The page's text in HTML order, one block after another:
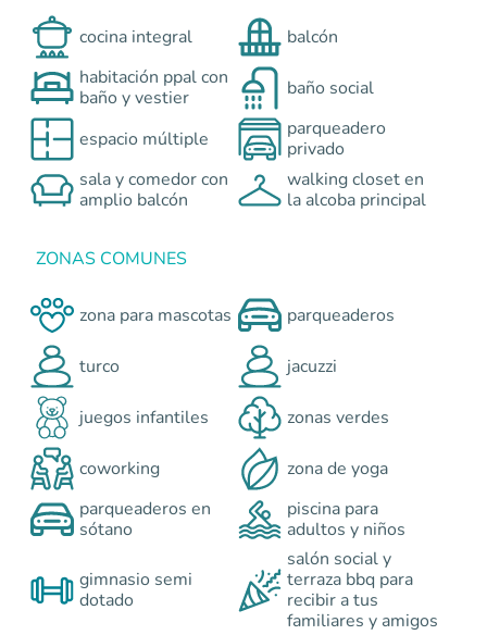
cocina integral
balcón
habitación ppal con
baño y vestier
baño social
espacio múltiple
parqueadero
privado
sala y comedor con
amplio balcón
walking closet en
la alcoba principal
ZONAS COMUNES
zona para mascotas parqueaderos
turco jacuzzi
juegos infantiles zonas verdes
coworking
zona de yoga
parqueaderos en
sótano
piscina para
adultos y niños
gimnasio semi
dotado
salón social y
terraza bbq para
recibir a tus
familiares y amigos